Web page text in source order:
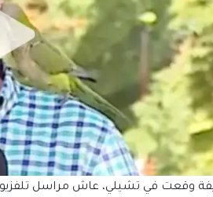
وقعت في تشيلي، عاش مراسل